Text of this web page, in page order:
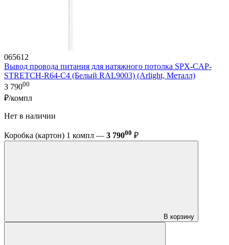
065612
Вывод провода питания для натяжного потолка SPX-CAP-
STRETCH-R64-C4 (Белый RAL9003) (Arlight, Металл)
3 79000
₽/компл
Нет в наличии
Коробка (картон) 1 компл — 3 79000 ₽
В корзину